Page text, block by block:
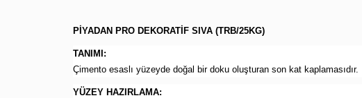
PİYADAN PRO DEKORATİF SIVA (TRB/25KG)
TANIMI:
Çimento esaslı yüzeyde doğal bir doku oluşturan son kat kaplamasıdır.
YÜZEY HAZIRLAMA: